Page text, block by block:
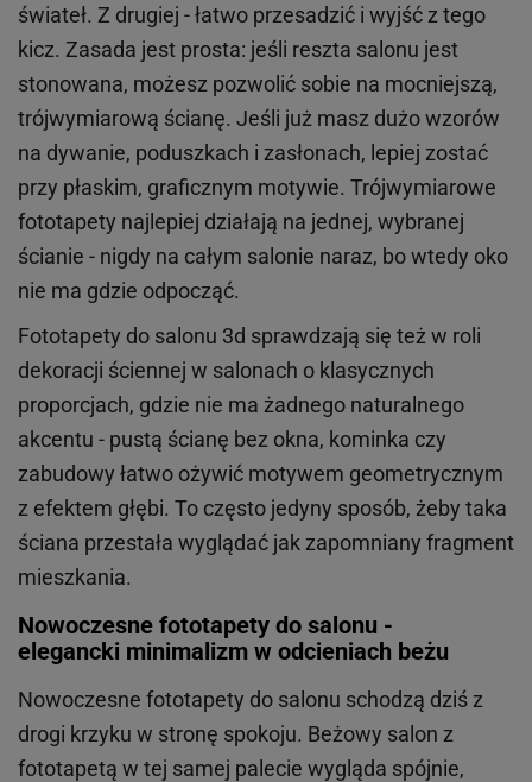
świateł. Z drugiej - łatwo przesadzić i wyjść z tego
kicz. Zasada jest prosta: jeśli reszta salonu jest
stonowana, możesz pozwolić sobie na mocniejszą,
trójwymiarową ścianę. Jeśli już masz dużo wzorów
na dywanie, poduszkach i zasłonach, lepiej zostać
przy płaskim, graficznym motywie. Trójwymiarowe
fototapety najlepiej działają na jednej, wybranej
ścianie - nigdy na całym salonie naraz, bo wtedy oko
nie ma gdzie odpocząć.
Fototapety do salonu 3d sprawdzają się też w roli
dekoracji ściennej w salonach o klasycznych
proporcjach, gdzie nie ma żadnego naturalnego
akcentu - pustą ścianę bez okna, kominka czy
zabudowy łatwo ożywić motywem geometrycznym
z efektem głębi. To często jedyny sposób, żeby taka
ściana przestała wyglądać jak zapomniany fragment
mieszkania.
Nowoczesne fototapety do salonu -
elegancki minimalizm w odcieniach beżu
Nowoczesne fototapety do salonu schodzą dziś z
drogi krzyku w stronę spokoju. Beżowy salon z
fototapetą w tej samej palecie wygląda spójnie,